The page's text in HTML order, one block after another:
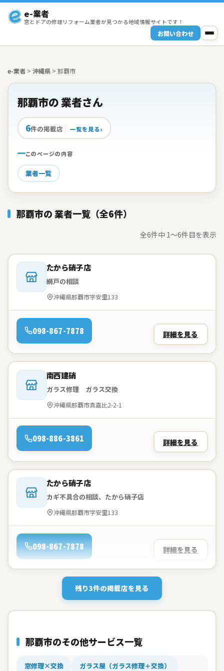
e-業者
窓とドアの修理リフォーム業者が見つかる地域情報サイトです！
お問い合わせ
e-業者 > 沖縄県 > 那覇市
那覇市の 業者さん
6件の掲載店 一覧を見る
このページの内容
業者一覧
那覇市の 業者一覧（全6件）
全6件中 1〜6件目を表示
会社名：
たから硝子店
網戸の相談
住所：
沖縄県那覇市字安里133
電話：
098-867-7878 詳細を見る
会社名：
南西建硝
ガラス修理 ガラス交換
住所：
沖縄県那覇市真嘉比2-2-1
電話：
098-886-3861 詳細を見る
会社名：
たから硝子店
カギ不具合の相談、たから硝子店
住所：
沖縄県那覇市字安里133
電話：
098-867-7878 詳細を見る
残り3件の掲載店を見る
那覇市のその他サービス一覧
窓修理×交換 ガラス屋（ガラス修理＋交換）